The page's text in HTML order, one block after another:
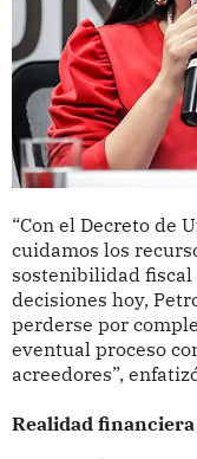
“Con el Decreto de
cuidamos los
sostenibilidad fiscal
decisiones hoy,
perderse por
eventual proceso
acreedores”,
Realidad